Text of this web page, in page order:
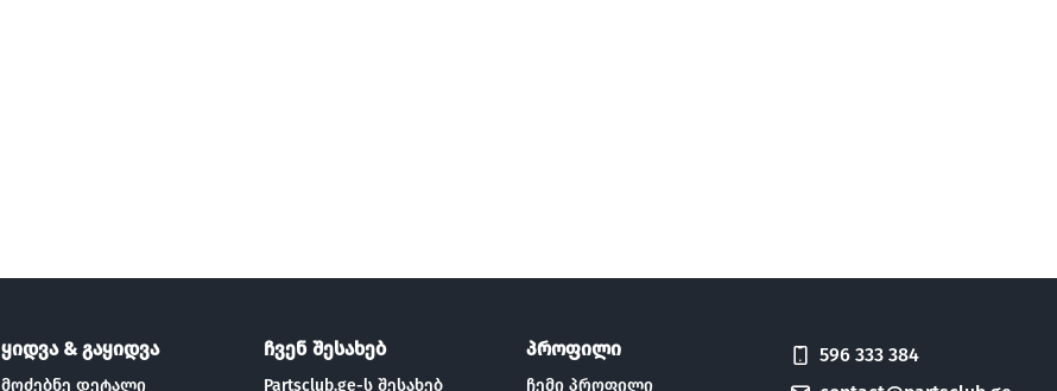
ყიდვა & გაყიდვა
მოძებნე დეტალი
ჩვენ შესახებ
Partsclub.ge-ს შესახებ
პროფილი
ჩემი პროფილი
596 333 384